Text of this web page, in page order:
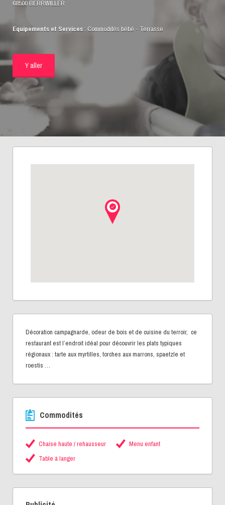
68500 BERRWILLER
Equipements et Services: Commodités bébé - Terrasse
Y aller
Décoration campagnarde, odeur de bois et de cuisine du terroir, ce
restaurant est l’endroit idéal pour découvrir les plats typiques
régionaux : tarte aux myrtilles, torches aux marrons, spaetzle et
roestis …
Commodités
Chaise haute / rehausseur
Menu enfant
Table à langer